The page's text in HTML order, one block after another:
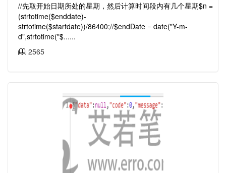
//先取开始日期所处的星期，然后计算时间段内有几个星期$n =
(strtotime($enddate)-
strtotime($startdate))/86400;//$endDate = date("Y-m-
d",strtotime("$......
2565